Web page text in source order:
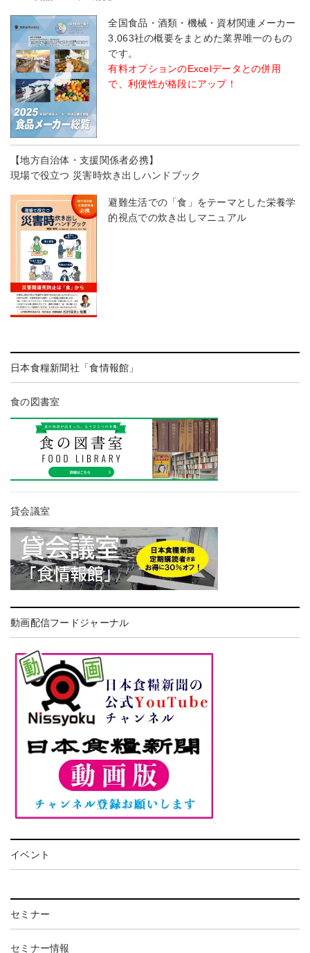
全国食品・酒類・機械・資材関連メーカー
3,063社の概要をまとめた業界唯一のもの
です。
有料オプションのExcelデータとの併用
で、利便性が格段にアップ！
【地方自治体・支援関係者必携】
現場で役立つ 災害時炊き出しハンドブック
避難生活での「食」をテーマとした栄養学
的視点での炊き出しマニュアル
日本食糧新聞社「食情報館」
食の図書室
貸会議室
動画配信フードジャーナル
イベント
セミナー
セミナー情報